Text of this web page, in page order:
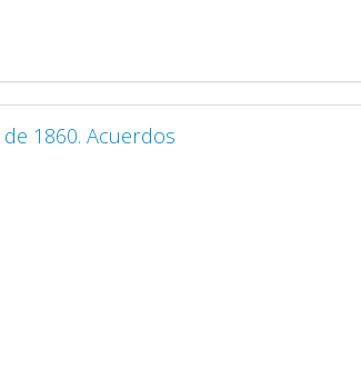
1860. Acuerdos